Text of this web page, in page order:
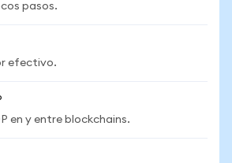
pasos.
efectivo.
en y entre blockchains.